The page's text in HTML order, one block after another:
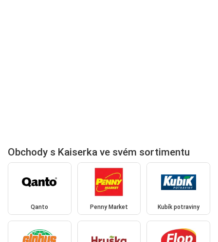
Obchody s Kaiserka ve svém sortimentu
Qanto Penny Market Kubík potraviny